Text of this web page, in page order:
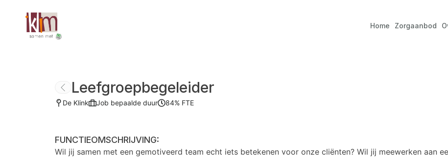
Home Zorgaanbod
Leefgroepbegeleider
De Klink Job bepaalde duur 84% FTE
FUNCTIEOMSCHRIJVING:
Wil jij samen met een gemotiveerd team echt iets betekenen voor onze cliënten? Wil jij meewerken aan